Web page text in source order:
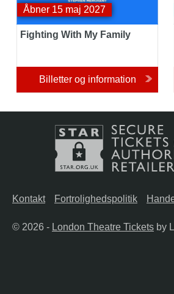
Åbner 15 maj 2027
Fighting With My Family
Billetter og information
Kontakt Fortrolighedspolitik
© 2026 - London Theatre Tickets by